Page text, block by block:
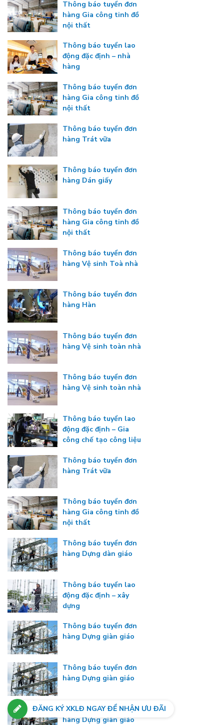
Thông báo tuyển đơn
hàng Gia công tinh đồ
nội thất
Thông báo tuyển lao
động đặc định – nhà
hàng
Thông báo tuyển đơn
hàng Gia công tinh đồ
nội thất
Thông báo tuyển đơn
hàng Trát vữa
Thông báo tuyển đơn
hàng Dán giấy
Thông báo tuyển đơn
hàng Gia công tinh đồ
nội thất
Thông báo tuyển đơn
hàng Vệ sinh Toà nhà
Thông báo tuyển đơn
hàng Hàn
Thông báo tuyển đơn
hàng Vệ sinh toàn nhà
Thông báo tuyển đơn
hàng Vệ sinh toàn nhà
Thông báo tuyển lao
động đặc định – Gia
công chế tạo công liệu
Thông báo tuyển đơn
hàng Trát vữa
Thông báo tuyển đơn
hàng Gia công tinh đồ
nội thất
Thông báo tuyển đơn
hàng Dựng dàn giáo
Thông báo tuyển lao
động đặc định – xây
dựng
Thông báo tuyển đơn
hàng Dựng giàn giáo
Thông báo tuyển đơn
hàng Dựng giàn giáo
Thông báo tuyển đơn
hàng Dựng giàn giáo
ĐĂNG KÝ XKLĐ NGAY ĐỂ NHẬN ƯU ĐÃI